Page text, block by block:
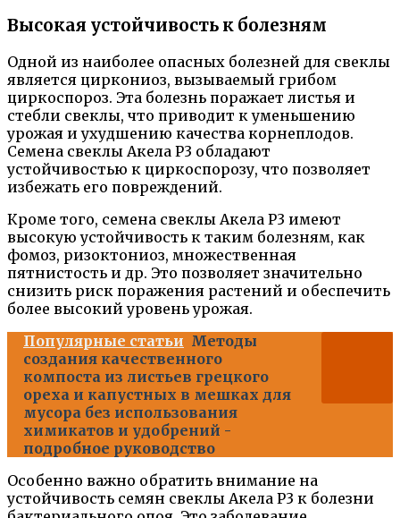
Высокая устойчивость к болезням
Одной из наиболее опасных болезней для свеклы
является циркониоз, вызываемый грибом
циркоспороз. Эта болезнь поражает листья и
стебли свеклы, что приводит к уменьшению
урожая и ухудшению качества корнеплодов.
Семена свеклы Акела Р3 обладают
устойчивостью к циркоспорозу, что позволяет
избежать его повреждений.
Кроме того, семена свеклы Акела Р3 имеют
высокую устойчивость к таким болезням, как
фомоз, ризоктониоз, множественная
пятнистость и др. Это позволяет значительно
снизить риск поражения растений и обеспечить
более высокий уровень урожая.
Популярные статьи Методы
создания качественного
компоста из листьев грецкого
ореха и капустных в мешках для
мусора без использования
химикатов и удобрений -
подробное руководство
Особенно важно обратить внимание на
устойчивость семян свеклы Акела Р3 к болезни